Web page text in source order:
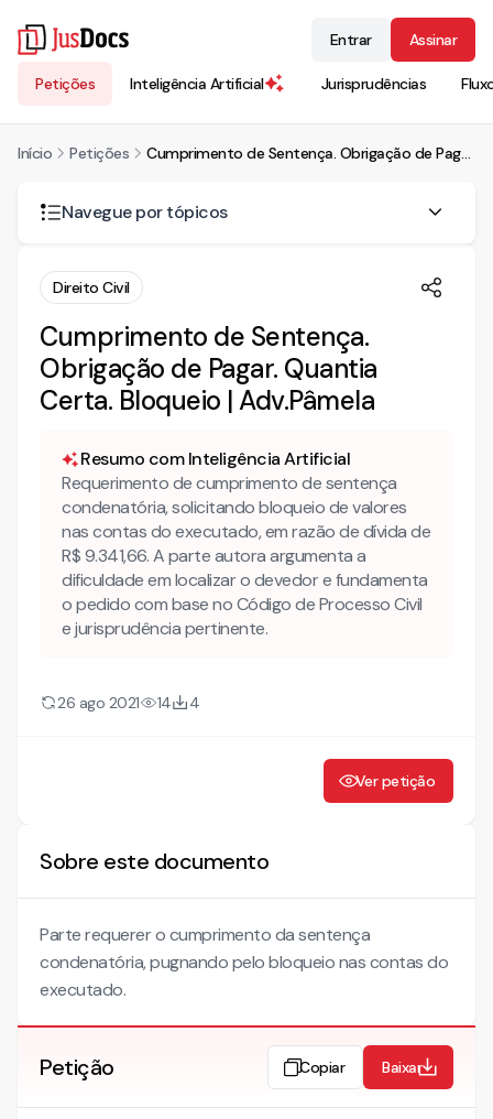
Petições Inteligência Artificial Jurisprudências
Entrar Assinar
Início Petições Cumprimento de Sentença. Obrigação de Pagar. Quantia Certa. Bloqueio | Adv.Pâmela
Navegue por tópicos
Cumprimento de Sentença
Direito Civil
Cumprimento de Sentença.
Obrigação de Pagar. Quantia
Certa. Bloqueio | Adv.Pâmela
Resumo com Inteligência Artificial
Requerimento de cumprimento de sentença
condenatória, solicitando bloqueio de valores
nas contas do executado, em razão de dívida de
R$ 9.341,66. A parte autora argumenta a
dificuldade em localizar o devedor e fundamenta
o pedido com base no Código de Processo Civil
e jurisprudência pertinente.
26 ago 2021 14 4
Ver petição
Sobre este documento
Parte requerer o cumprimento da sentença
condenatória, pugnando pelo bloqueio nas contas do
executado.
Petição Copiar Baixar